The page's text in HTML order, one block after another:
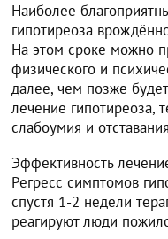
Наиболее
гипотиреоза
На этом сроке можно
физического и
далее, чем позже
лечение гипотиреоза,
слабоумия и
Эффективность
Регресс симптомов
спустя 1-2 недели
реагируют люди